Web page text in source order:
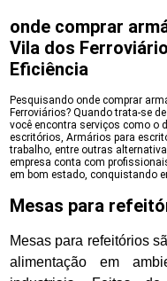
onde comprar
Vila dos
Eficiência
Pesquisando onde comprar
Ferroviários? Quando trata-se
você encontra serviços como o
escritórios, Armários para
trabalho, entre outras
empresa conta com
em bom estado, conquistando
Mesas para
Mesas para refeitórios
alimentação em